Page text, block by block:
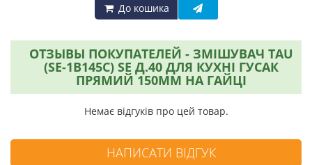
До кошика
ОТЗЫВЫ ПОКУПАТЕЛЕЙ - ЗМІШУВАЧ TAU
(SE-1B145C) SE Д.40 ДЛЯ КУХНІ ГУСАК
ПРЯМИЙ 150ММ НА ГАЙЦІ
Немає відгуків про цей товар.
НАПИСАТИ ВІДГУК